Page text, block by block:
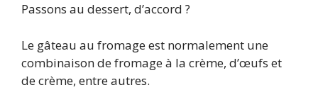
Passons au dessert, d’accord ?
Le gâteau au fromage est normalement une
combinaison de fromage à la crème, d’œufs et
de crème, entre autres.